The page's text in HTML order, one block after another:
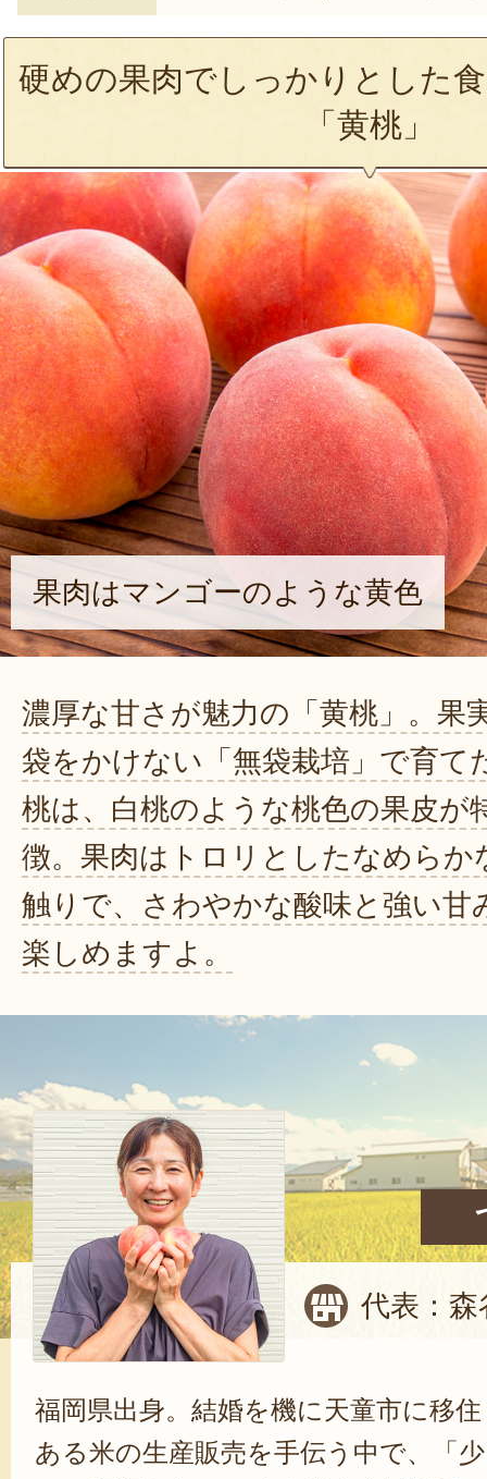
硬めの果肉でしっかりとした
「黄桃」
果肉はマンゴーのような黄色
濃厚な甘さが魅力の「黄桃」。果
袋をかけない「無袋栽培」で育て
桃は、白桃のような桃色の果皮が
徴。果肉はトロリとしたなめらか
触りで、さわやかな酸味と強い甘
楽しめますよ。
代表：
福岡県出身。結婚を機に天童市に移
ある米の生産販売を手伝う中で、「